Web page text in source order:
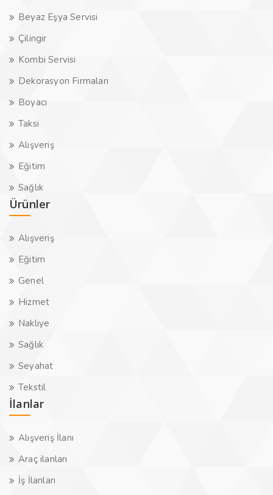
Beyaz Eşya Servisi
Çilingir
Kombi Servisi
Dekorasyon Firmaları
Boyacı
Taksi
Alışveriş
Eğitim
Sağlık
Ürünler
Alışveriş
Eğitim
Genel
Hizmet
Nakliye
Sağlık
Seyahat
Tekstil
İlanlar
Alışveriş İlanı
Araç ilanları
İş İlanları